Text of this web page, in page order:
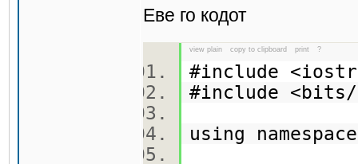
Еве го кодот
view plain copy to clipboard print ?
#include
#include
using